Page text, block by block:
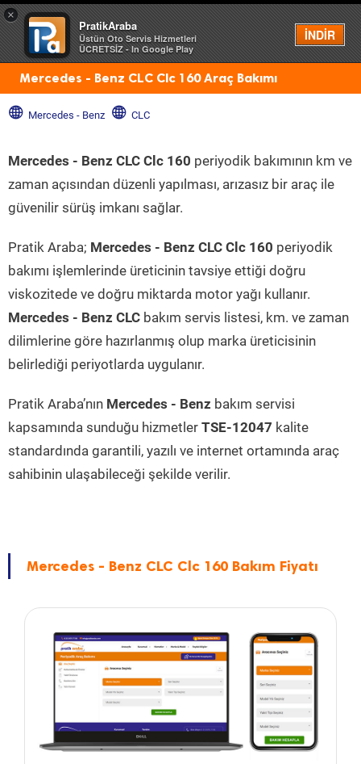
×
PratikAraba
Üstün Oto Servis Hizmetleri
ÜCRETSİZ - In Google Play
İNDİR
Menü
Mercedes - Benz CLC Clc 160 Araç Bakımı
Mercedes - Benz CLC
Mercedes - Benz CLC Clc 160 periyodik bakımının km ve
zaman açısından düzenli yapılması, arızasız bir araç ile
güvenilir sürüş imkanı sağlar.
Pratik Araba; Mercedes - Benz CLC Clc 160 periyodik
bakımı işlemlerinde üreticinin tavsiye ettiği doğru
viskozitede ve doğru miktarda motor yağı kullanır.
Mercedes - Benz CLC bakım servis listesi, km. ve zaman
dilimlerine göre hazırlanmış olup marka üreticisinin
belirlediği periyotlarda uygulanır.
Pratik Araba’nın Mercedes - Benz bakım servisi
kapsamında sunduğu hizmetler TSE-12047 kalite
standardında garantili, yazılı ve internet ortamında araç
sahibinin ulaşabileceği şekilde verilir.
Mercedes - Benz CLC Clc 160 Bakım Fiyatı